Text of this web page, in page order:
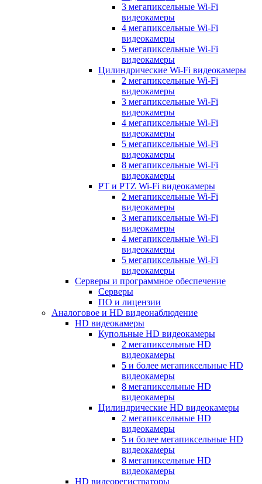
3 мегапиксельные Wi-Fi
видеокамеры
4 мегапиксельные Wi-Fi
видеокамеры
5 мегапиксельные Wi-Fi
видеокамеры
Цилиндрические Wi-Fi видеокамеры
2 мегапиксельные Wi-Fi
видеокамеры
3 мегапиксельные Wi-Fi
видеокамеры
4 мегапиксельные Wi-Fi
видеокамеры
5 мегапиксельные Wi-Fi
видеокамеры
8 мегапиксельные Wi-Fi
видеокамеры
PT и PTZ Wi-Fi видеокамеры
2 мегапиксельные Wi-Fi
видеокамеры
3 мегапиксельные Wi-Fi
видеокамеры
4 мегапиксельные Wi-Fi
видеокамеры
5 мегапиксельные Wi-Fi
видеокамеры
Серверы и программное обеспечение
Серверы
ПО и лицензии
Аналоговое и HD видеонаблюдение
HD видеокамеры
Купольные HD видеокамеры
2 мегапиксельные HD
видеокамеры
5 и более мегапиксельные HD
видеокамеры
8 мегапиксельные HD
видеокамеры
Цилиндрические HD видеокамеры
2 мегапиксельные HD
видеокамеры
5 и более мегапиксельные HD
видеокамеры
8 мегапиксельные HD
видеокамеры
HD видеорегистраторы